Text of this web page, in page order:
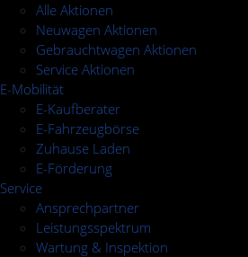
Alle Aktionen
Neuwagen Aktionen
Gebrauchtwagen Aktionen
Service Aktionen
E-Mobilität
E-Kaufberater
E-Fahrzeugbörse
Zuhause Laden
E-Förderung
Service
Ansprechpartner
Leistungsspektrum
Wartung & Inspektion